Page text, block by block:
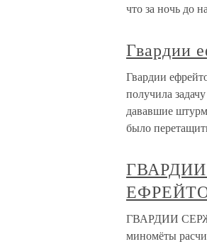
что за ночь до
Гвардии
Гвардии
получила
дававшие
было
ГВАРДИИ
миномёты